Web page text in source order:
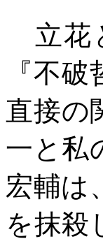
立花
『不
直接の
一と私
宏輔は
を抹殺